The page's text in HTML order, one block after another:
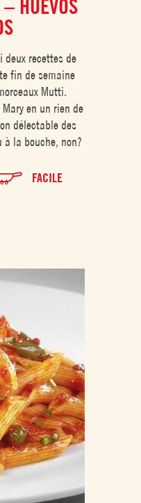
HUEVOS
deux recettes de
fin de semaine
Mutti.
en un rien de
délectable des
à la bouche, non?
FACILE